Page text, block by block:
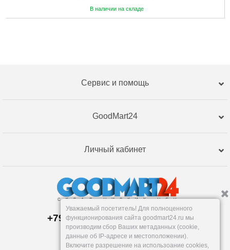
В наличии на складе
Сервис и помощь
GoodMart24
Личный кабинет
+79120359762, +79120359761
Пункт выдачи:
Тюмень ,Республики, 255к2
Пн-Пт: 9-18, Сб: 10-16, Вс: вых.
Уважаемый посетитель! Для полноценного
функционирования сайта goodmart24.ru мы
производим сбор Ваших метаданных (cookie,
данные об IP-адресе и местоположении).
Включите разрешение на использоание cookies,